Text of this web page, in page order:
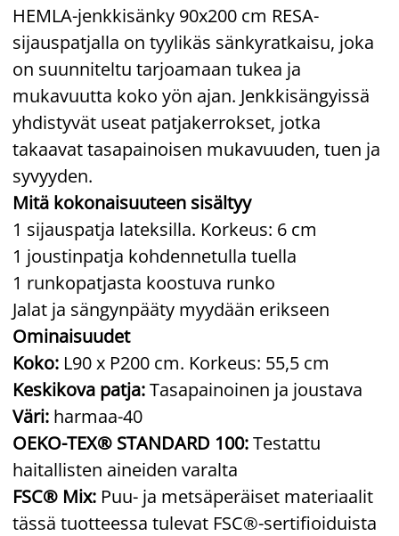
HEMLA-jenkkisänky 90x200 cm RESA-
sijauspatjalla on tyylikäs sänkyratkaisu, joka
on suunniteltu tarjoamaan tukea ja
mukavuutta koko yön ajan. Jenkkisängyissä
yhdistyvät useat patjakerrokset, jotka
takaavat tasapainoisen mukavuuden, tuen ja
syvyyden.
Mitä kokonaisuuteen sisältyy
1 sijauspatja lateksilla. Korkeus: 6 cm
1 joustinpatja kohdennetulla tuella
1 runkopatjasta koostuva runko
Jalat ja sängynpääty myydään erikseen
Ominaisuudet
Koko: L90 x P200 cm. Korkeus: 55,5 cm
Keskikova patja:Tasapainoinen ja joustava
Väri: harmaa-40
OEKO-TEX® STANDARD 100:Testattu
haitallisten aineiden varalta
FSC® Mix: Puu- ja metsäperäiset materiaalit
tässä tuotteessa tulevat FSC®-sertifioiduista